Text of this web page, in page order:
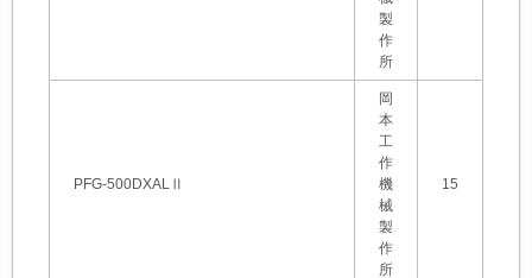
製
作
所
PFG-500DXALⅡ
岡
本
工
作
機
械
製
作
所
15